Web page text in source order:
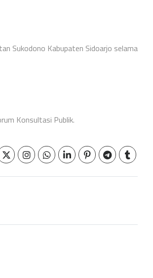
Sukodono Kabupaten Sidoarjo selama
Konsultasi Publik.